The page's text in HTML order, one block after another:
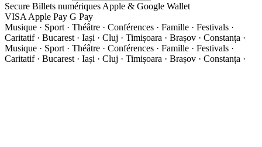
Secure Billets numériques Apple & Google Wallet
VISA Apple Pay G Pay
Musique · Sport · Théâtre · Conférences · Famille · Festivals ·
Caritatif · Bucarest · Iași · Cluj · Timișoara · Brașov · Constanța ·
Musique · Sport · Théâtre · Conférences · Famille · Festivals ·
Caritatif · Bucarest · Iași · Cluj · Timișoara · Brașov · Constanța ·